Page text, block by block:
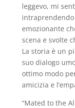
leggevo, mi
intraprendendo
emozionante
scena e svolte
La storia è un
suo dialogo
ottimo modo
amicizia e
“Mated to the